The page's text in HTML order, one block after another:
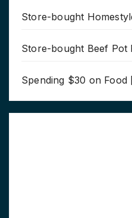
Store-bought
Store-bought Beef Pot
Spending $30 on Food